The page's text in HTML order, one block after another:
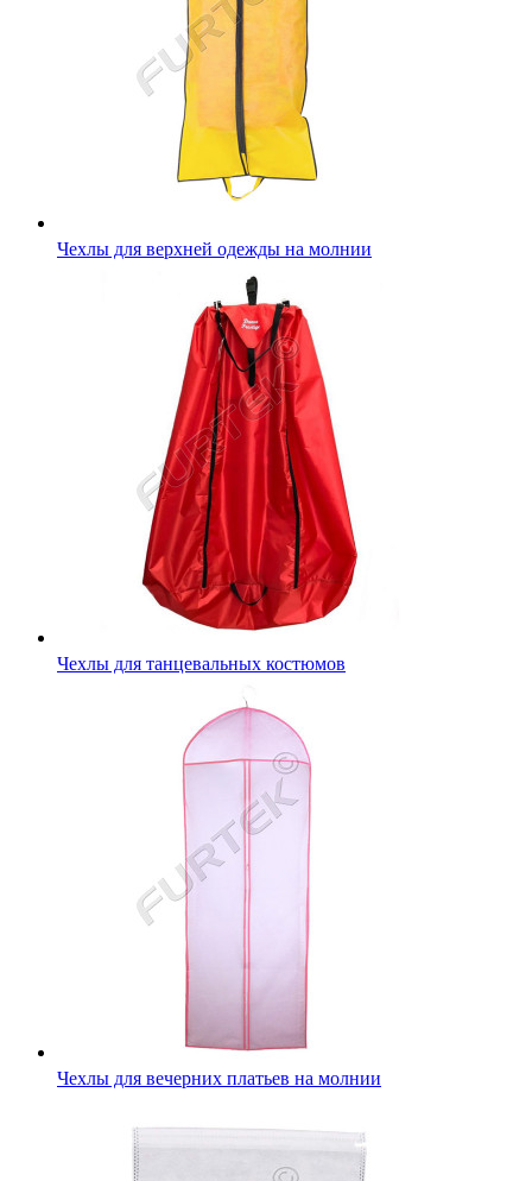
Чехлы для верхней одежды на молнии
Чехлы для танцевальных костюмов
Чехлы для вечерних платьев на молнии